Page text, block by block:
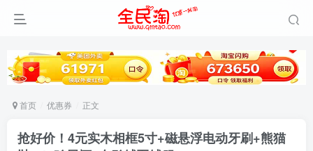
首页 优惠券 正文
抢好价！4元实木相框5寸+磁悬浮电动牙刷+熊猫